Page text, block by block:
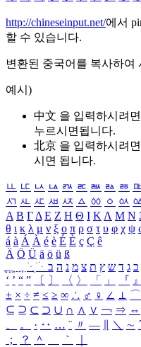
http://chineseinput.net/에서
할 수 있습니다.
변환된 중국어를 복사하여
예시)
中文 을 입력하시려면
누르시면됩니다.
北京 을 입력하시려면
시면 됩니다.
ㅥ ㅦ ㅧ ㅨ ㅩ ㅪ ㅫ ㅬ ㅭ
ㅺ ㅻ ㅼ ㅽ ㅾ ㅿ ㆀ ㆁ ㆂ
Α Β ΓΔ Ε Ζ Η Θ Ι ΚΛ Μ Ν
θ ι κ λ μ ν ξ ο π ρ σ τ υ φ χ ψ
á à Á À é è É È ç Ç ê
Ä Ö Ü ä ö ü ß
ִֶֹ ֻּ ׁׂ כ ג ד ש ץ ת צ מ נ ה ב
‘ ’ “ ” 〔 〕 〈 〉 「 」 『 』
± × ÷ ≠ ≤ ≥ ∞ ∴ ♂ ♀ ∠ ⊥ ⌒
⊆ ⊇ ⊂ ⊃ ∪ ∩ ∧ ∨ ￢ ⇒ ⇔
、
。 · ‥ … ¨ 〃 ― ＼ ∼ ´
；
？ ＾ ｀